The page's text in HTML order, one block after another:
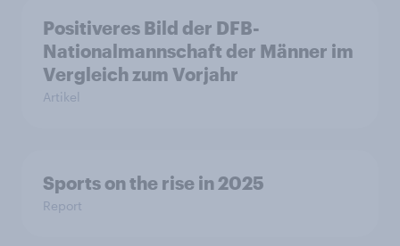
Positiveres Bild der DFB-
Nationalmannschaft der Männer im
Vergleich zum Vorjahr
Artikel
Sports on the rise in 2025
Report